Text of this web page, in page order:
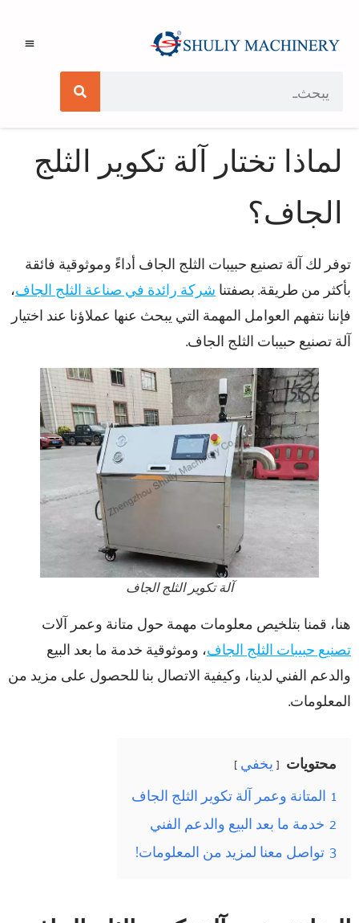
لماذا تختار آلة تكوير الثلج
الجاف؟
توفر لك آلة تصنيع حبيبات الثلج الجاف أداءً وموثوقية فائقة
بأكثر من طريقة. بصفتناشركة رائدة في صناعة الثلج الجاف،
فإننا نتفهم العوامل المهمة التي يبحث عنها عملاؤنا عند اختيار
آلة تصنيع حبيبات الثلج الجاف.
آلة تكوير الثلج الجاف
هنا، قمنا بتلخيص معلومات مهمة حول متانة وعمر آلات
تصنيع حبيبات الثلج الجاف، وموثوقية خدمة ما بعد البيع
والدعم الفني لدينا، وكيفية الاتصال بنا للحصول على مزيد من
المعلومات.
محتويات يخفي
1 المتانة وعمر آلة تكوير الثلج الجاف
2 خدمة ما بعد البيع والدعم الفني
3تواصل معنا لمزيد من المعلومات!